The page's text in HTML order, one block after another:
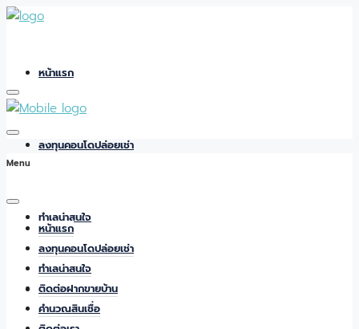
หน้าแรก
ลงทุนคอนโดปล่อยเช่า
ทำเลน่าสนใจ
ติดต่อฝากขายบ้าน
Menu
หน้าแรก
ลงทุนคอนโดปล่อยเช่า
ทำเลน่าสนใจ
ติดต่อฝากขายบ้าน
คำนวณสินเชื่อ